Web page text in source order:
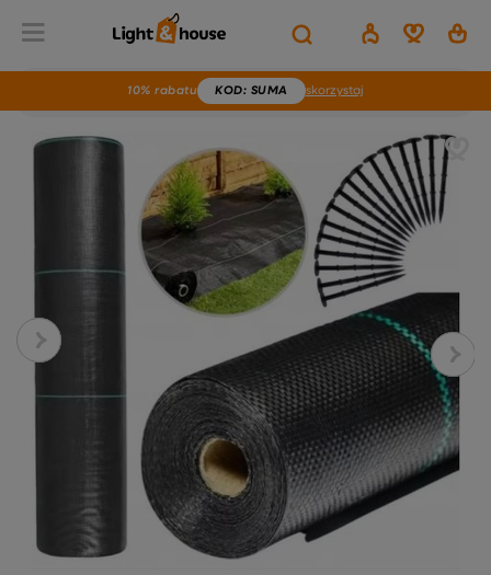
10% rabatu KOD: SUMA skorzystaj